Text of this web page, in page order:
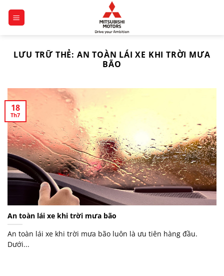
đến
LƯU TRỮ THẺ: AN TOÀN LÁI XE KHI TRỜI MƯA
BÃO
An toàn lái xe khi trời mưa bão
An toàn lái xe khi trời mưa bão luôn là ưu tiên hàng đầu.
Dưới...
18
Th7